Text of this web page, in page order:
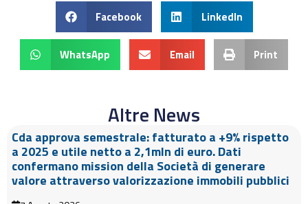
Facebook LinkedIn
WhatsApp Email Print
Altre News
Cda approva semestrale: fatturato a +9% rispetto
a 2025 e utile netto a 2,1mln di euro. Dati
confermano mission della Società di generare
valore attraverso valorizzazione immobili pubblici